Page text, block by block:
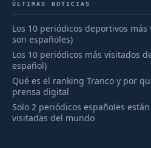
ÚLTIMAS NOTICIAS
Los 10 periódicos deportivos
son españoles)
Los 10 periódicos más visitados
español)
Qué es el ranking Tranco y por
prensa digital
Solo 2 periódicos españoles
visitadas del mundo